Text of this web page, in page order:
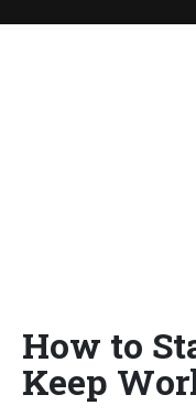
How to
Keep